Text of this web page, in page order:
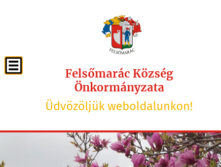
Felsőmarác Község
Önkormányzata
Üdvözöljük weboldalunkon!